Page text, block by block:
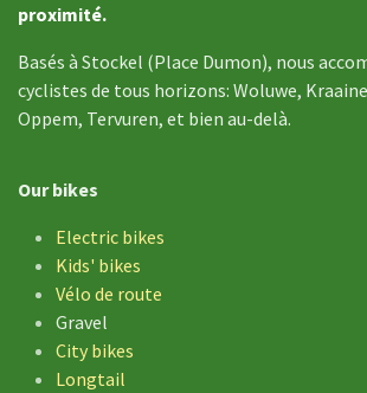
proximité.
Basés à Stockel (Place Dumon), nous
cyclistes de tous horizons: Woluwe,
Oppem, Tervuren, et bien au-delà.
Our bikes
Electric bikes
Kids' bikes
Vélo de route
Gravel
City bikes
Longtail